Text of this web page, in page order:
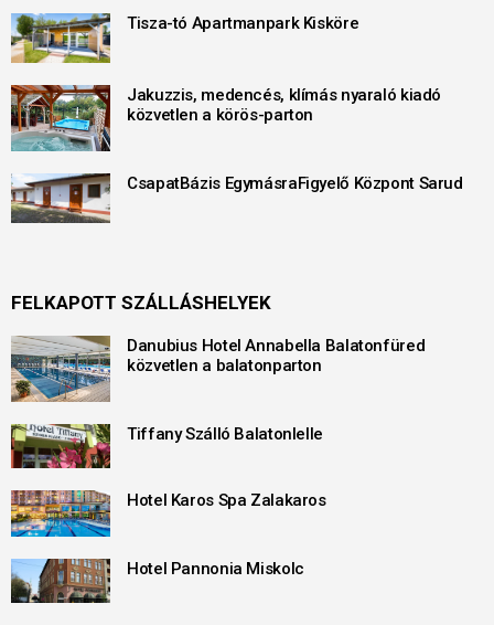
Tisza-tó Apartmanpark Kisköre
Jakuzzis, medencés, klímás nyaraló kiadó
közvetlen a körös-parton
CsapatBázis EgymásraFigyelő Központ Sarud
FELKAPOTT SZÁLLÁSHELYEK
Danubius Hotel Annabella Balatonfüred
közvetlen a balatonparton
Tiffany Szálló Balatonlelle
Hotel Karos Spa Zalakaros
Hotel Pannonia Miskolc